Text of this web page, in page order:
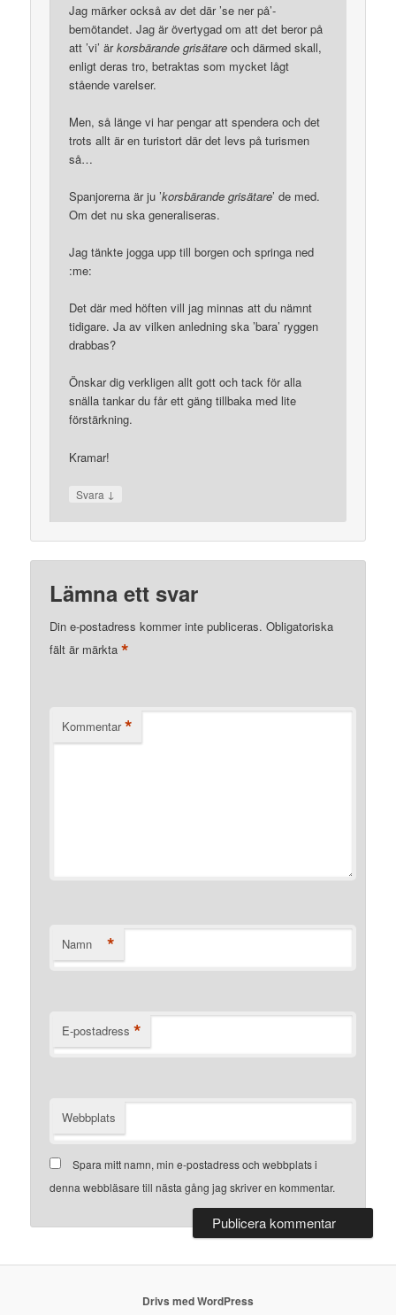
Jag märker också av det där ’se ner på’-
bemötandet. Jag är övertygad om att det beror på
att ’vi’ ärkorsbärande grisätare och därmed skall,
enligt deras tro, betraktas som mycket lågt
stående varelser.
Men, så länge vi har pengar att spendera och det
trots allt är en turistort där det levs på turismen
så…
Spanjorerna är ju ’korsbärande grisätare’ de med.
Om det nu ska generaliseras.
Jag tänkte jogga upp till borgen och springa ned
:me:
Det där med höften vill jag minnas att du nämnt
tidigare. Ja av vilken anledning ska ’bara’ ryggen
drabbas?
Önskar dig verkligen allt gott och tack för alla
snälla tankar du får ett gäng tillbaka med lite
förstärkning.
Kramar!
Svara ↓
Lämna ett svar
Din e-postadress kommer inte publiceras. Obligatoriska
fält är märkta*
Kommentar *
Namn *
E-postadress *
Webbplats
Spara mitt namn, min e-postadress och webbplats i
denna webbläsare till nästa gång jag skriver en kommentar.
Drivs med WordPress